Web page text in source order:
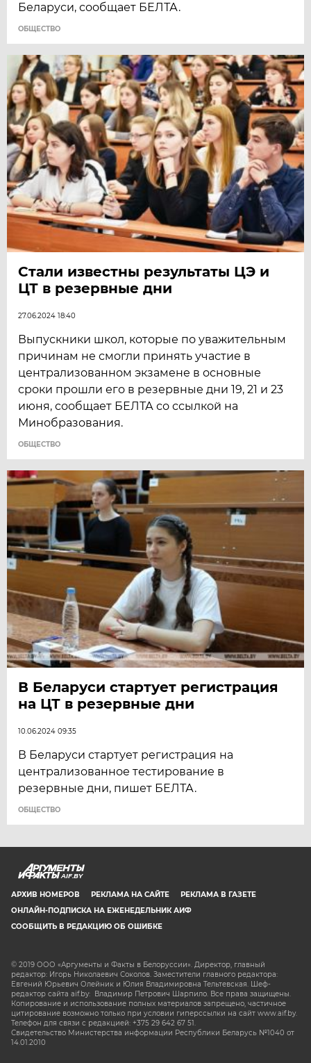
Беларуси, сообщает БЕЛТА.
ОБЩЕСТВО
Стали известны результаты ЦЭ и
ЦТ в резервные дни
27.06.2024 18:40
Выпускники школ, которые по уважительным
причинам не смогли принять участие в
централизованном экзамене в основные
сроки прошли его в резервные дни 19, 21 и 23
июня, сообщает БЕЛТА со ссылкой на
Минобразования.
ОБЩЕСТВО
В Беларуси стартует регистрация
на ЦТ в резервные дни
10.06.2024 09:35
В Беларуси стартует регистрация на
централизованное тестирование в
резервные дни, пишет БЕЛТА.
ОБЩЕСТВО
AIF.BY
АРХИВ НОМЕРОВ РЕКЛАМА НА САЙТЕ
РЕКЛАМА В ГАЗЕТЕ
ОНЛАЙН-ПОДПИСКА НА ЕЖЕНЕДЕЛЬНИК АИФ
СООБЩИТЬ В РЕДАКЦИЮ ОБ ОШИБКЕ
© 2019 ООО «Аргументы и Факты в Белоруссии». Директор, главный
редактор: Игорь Николаевич Соколов. Заместители главного редактора:
Евгений Юрьевич Олейник и Юлия Владимировна Тельтевская. Шеф-
редактор сайта aif.by: Владимир Петрович Шарпило. Все права защищены.
Копирование и использование полных материалов запрещено, частичное
цитирование возможно только при условии гиперссылки на сайт www.aif.by.
Телефон для связи с редакцией: +375 29 642 67 51.
Свидетельство Министерства информации Республики Беларусь №1040 от
14.01.2010